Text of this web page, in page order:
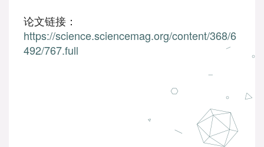
论文链接：
https://science.sciencemag.org/content/368/6
492/767.full